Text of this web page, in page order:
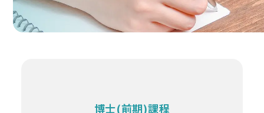
博士(前期)課程